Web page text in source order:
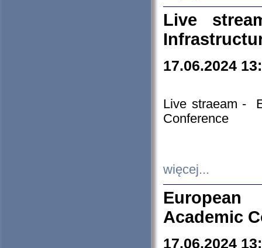
Live
17.06.2024
Live straeam -
Conference
więcej...
European
Academic
17.06.2024